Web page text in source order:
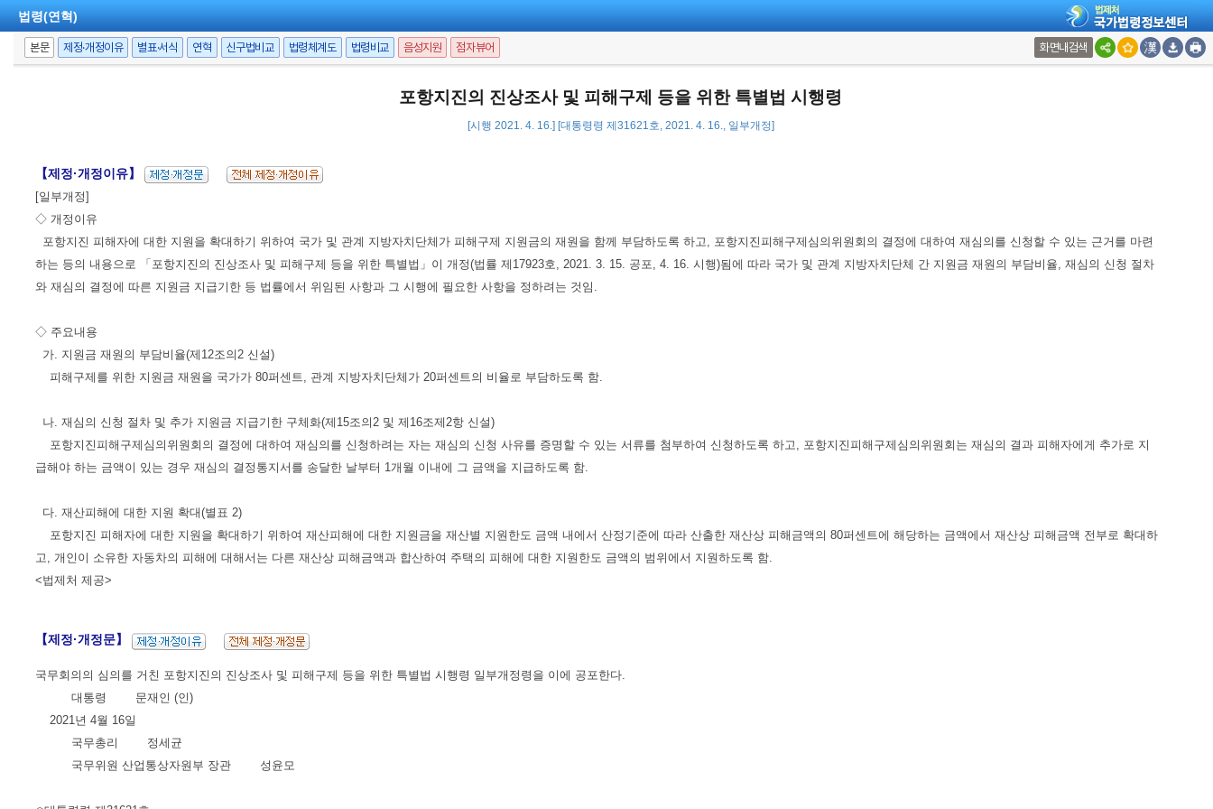
법령(연혁)
본문 제정·개정이유 별표·서식 연혁 신구법비교 법령체계도 법령비교 음성지원 점자뷰어 화면내검색
포항지진의 진상조사 및 피해구제 등을 위한 특별법 시행령
[시행 2021. 4. 16.] [대통령령 제31621호, 2021. 4. 16., 일부개정]
【제정·개정이유】
[일부개정]
◇ 개정이유
포항지진 피해자에 대한 지원을 확대하기 위하여 국가 및 관계 지방자치단체가 피해구제 지원금의 재원을 함께 부담하도록 하고, 포항지진피해구제심의위원회의 결정에 대하여 재심의를 신청할 수 있는 근거를 마련
하는 등의 내용으로 「포항지진의 진상조사 및 피해구제 등을 위한 특별법」이 개정(법률 제17923호, 2021. 3. 15. 공포, 4. 16. 시행)됨에 따라 국가 및 관계 지방자치단체 간 지원금 재원의 부담비율, 재심의 신청 절차
와 재심의 결정에 따른 지원금 지급기한 등 법률에서 위임된 사항과 그 시행에 필요한 사항을 정하려는 것임.
◇ 주요내용
가. 지원금 재원의 부담비율(제12조의2 신설)
피해구제를 위한 지원금 재원을 국가가 80퍼센트, 관계 지방자치단체가 20퍼센트의 비율로 부담하도록 함.
나. 재심의 신청 절차 및 추가 지원금 지급기한 구체화(제15조의2 및 제16조제2항 신설)
포항지진피해구제심의위원회의 결정에 대하여 재심의를 신청하려는 자는 재심의 신청 사유를 증명할 수 있는 서류를 첨부하여 신청하도록 하고, 포항지진피해구제심의위원회는 재심의 결과 피해자에게 추가로 지
급해야 하는 금액이 있는 경우 재심의 결정통지서를 송달한 날부터 1개월 이내에 그 금액을 지급하도록 함.
다. 재산피해에 대한 지원 확대(별표 2)
포항지진 피해자에 대한 지원을 확대하기 위하여 재산피해에 대한 지원금을 재산별 지원한도 금액 내에서 산정기준에 따라 산출한 재산상 피해금액의 80퍼센트에 해당하는 금액에서 재산상 피해금액 전부로 확대하
고, 개인이 소유한 자동차의 피해에 대해서는 다른 재산상 피해금액과 합산하여 주택의 피해에 대한 지원한도 금액의 범위에서 지원하도록 함.
<법제처 제공>
【제정·개정문】
국무회의의 심의를 거친 포항지진의 진상조사 및 피해구제 등을 위한 특별법 시행령 일부개정령을 이에 공포한다.
대통령 문재인 (인)
2021년 4월 16일
국무총리 정세균
국무위원 산업통상자원부 장관 성윤모